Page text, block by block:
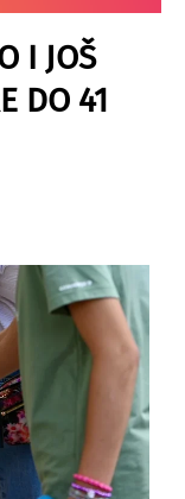
I JOŠ
DO 41